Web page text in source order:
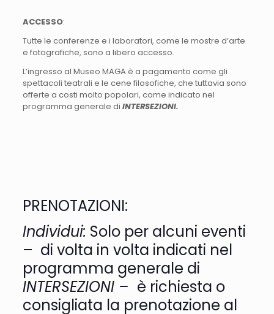
ACCESSO:
Tutte le conferenze e i laboratori, come le mostre d’arte
e fotografiche, sono a libero accesso.
L’ingresso al Museo MAGA è a pagamento come gli
spettacoli teatrali e le cene filosofiche, che tuttavia sono
offerte a costi molto popolari, come indicato nel
programma generale di INTERSEZIONI.
PRENOTAZIONI:
Individui: Solo per alcuni eventi
– di volta in volta indicati nel
programma generale di
INTERSEZIONI – è richiesta o
consigliata la prenotazione al